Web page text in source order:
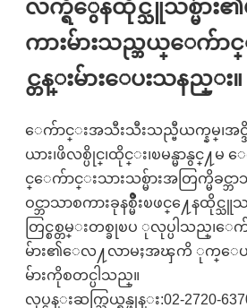
လက္ရိွေနထိုင္သူသစ္မ်ား၏
ကားမ်ားသည္ဘယ္ေက်
င္တန္းမ်ားေပးသနည္း။
ေက်ာင္းအသီးသီးသည္ဗီယက္နမ္၊အင္ဒို
ယား၊ဖိလစ္ပိုင္၊ထိုင္း၊ၿမန္မာနွင္႔
င္ေက်ာင္းသားသစ္မ်ားအတြက္မိခင္ဘ
ဝင္ဘာသာစကားခုနစ္မ်ိဳးၿဖင္႔ေနထိုင္သူသ
တြင္စစ္တမ္းတစ္ခုၿပ ုလုပ္ပါသည္၊ေ
မ်ား၏ေလ႔လာမႈအၾကိ ုက္ေ
မ်ားကိုစတင္ပါသည္။
လုပ္ငန္းဆက္သြယ္ရန္ဖုန္း:02-2720-